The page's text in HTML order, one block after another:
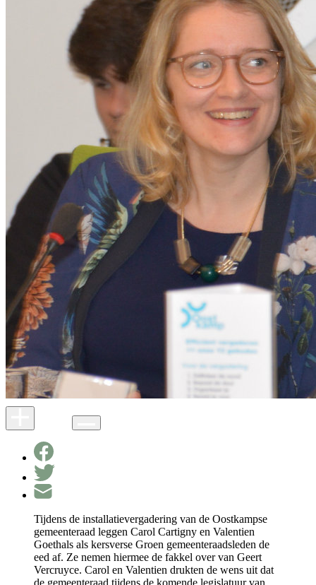
Tijdens de installatievergadering van de Oostkampse
gemeenteraad leggen Carol Cartigny en Valentien
Goethals als kersverse Groen gemeenteraadsleden de
eed af. Ze nemen hiermee de fakkel over van Geert
Vercruyce. Carol en Valentien drukten de wens uit dat